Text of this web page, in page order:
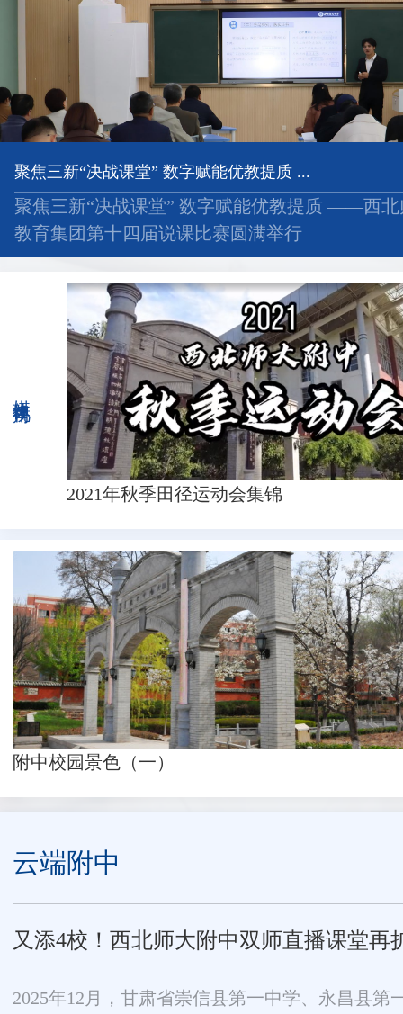
聚焦三新“决战课堂” 数字赋能优教提质 ...
聚焦三新“决战课堂” 数字赋能优教提质 ——西北
教育集团第十四届说课比赛圆满举行
2021年秋季田径运动会集锦
附中校园景色（一）
云端附中
又添4校！西北师大附中双师直播课堂再
2025年12月，甘肃省崇信县第一中学、永昌县第